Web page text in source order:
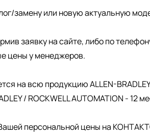
замену или новую актуальную
заявку на сайте, либо по
цены у менеджеров.
на всю продукцию ALLEN-
/ ROCKWELL AUTOMATION - 12
Вашей персональной цены на